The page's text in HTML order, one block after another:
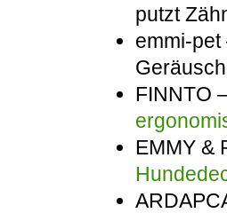
putzt
emmi-pet
FINNTO
EMMY &